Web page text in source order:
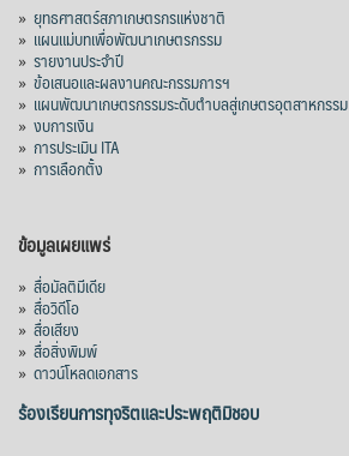
» ยุทธศาสตร์สภาเกษตรกรแห่งชาติ
» แผนแม่บทเพื่อพัฒนาเกษตรกรรม
» รายงานประจำปี
» ข้อเสนอและผลงานคณะกรรมการฯ
» แผนพัฒนาเกษตรกรรมระดับตำบลสู่เกษตรอุตสาหกรรม
» งบการเงิน
» การประเมิน ITA
» การเลือกตั้ง
ข้อมูลเผยแพร่
» สื่อมัลติมีเดีย
» สื่อวิดีโอ
» สื่อเสียง
» สื่อสิ่งพิมพ์
» ดาวน์โหลดเอกสาร
ร้องเรียนการทุจริตและประพฤติมิชอบ